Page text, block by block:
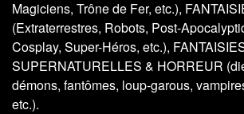
Magiciens, Trône de Fer, etc.),
(Extraterrestres, Robots, Post-
Cosplay, Super-Héros, etc.),
SUPERNATURELLES & HORREUR
démons, fantômes, loup-garous,
etc.).